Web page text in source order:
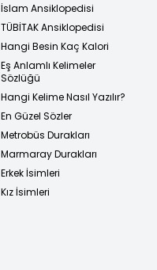
İslam Ansiklopedisi
TÜBİTAK Ansiklopedisi
Hangi Besin Kaç Kalori
Eş Anlamlı Kelimeler
Sözlüğü
Hangi Kelime Nasıl Yazılır?
En Güzel Sözler
Metrobüs Durakları
Marmaray Durakları
Erkek İsimleri
Kız İsimleri